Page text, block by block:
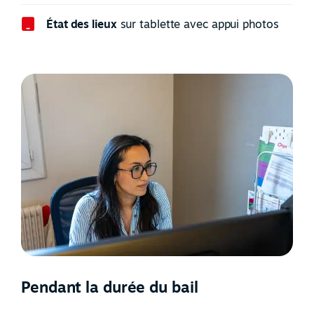
État des lieuxsur tablette avec appui photos
Pendant la durée du bail